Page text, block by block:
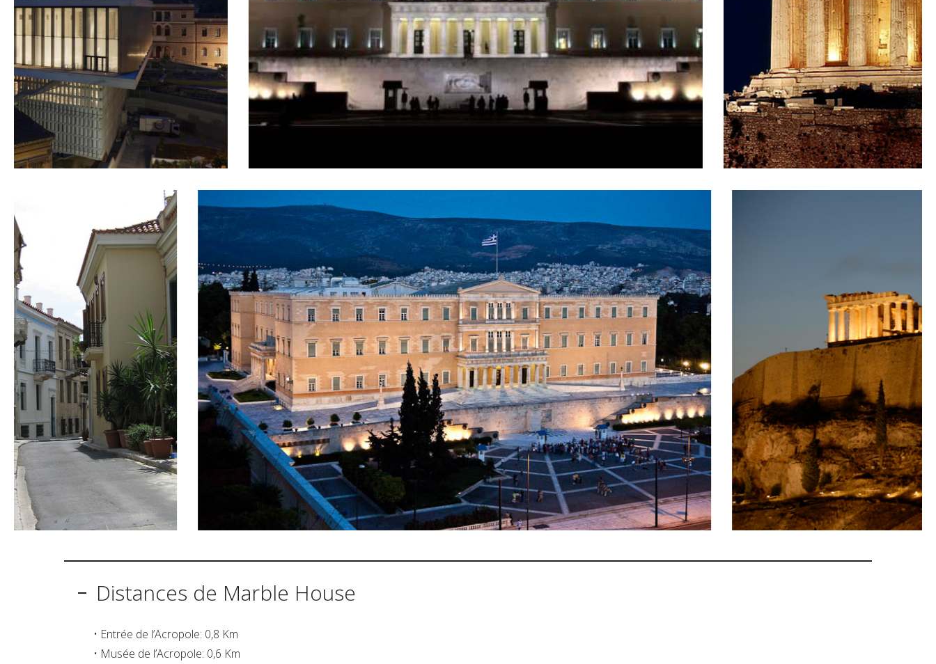
Distances de Marble House
• Entrée de l’Acropole: 0,8 Km
• Musée de l’Acropole: 0,6 Km